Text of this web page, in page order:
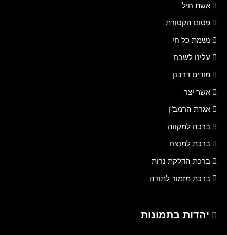
אשת חיל
פטום הקטורת
נשמת כל חי
עלינו לשבח
מודים דרבנן
אשר יצר
אגרת הרמב"ן
ברכה למקווה
ברכת למנצח
ברכת הדלקת נרות
ברכת מזמור לתודה
יהדות בתמונות